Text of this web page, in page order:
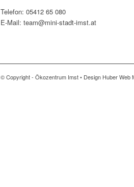
Telefon: 05412 65 080
E-Mail: team@mini-stadt-imst.at
© Copyright - Ökozentrum Imst • Design Huber Web